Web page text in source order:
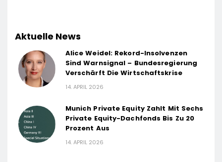
Aktuelle News
Alice Weidel: Rekord-Insolvenzen
Sind Warnsignal – Bundesregierung
Verschärft Die Wirtschaftskrise
14. APRIL 2026
Munich Private Equity Zahlt Mit Sechs
Private Equity-Dachfonds Bis Zu 20
Prozent Aus
14. APRIL 2026